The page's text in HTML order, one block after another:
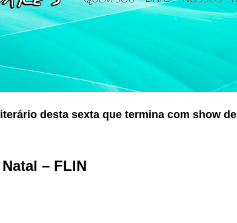
desta sexta que termina com show de
– FLIN